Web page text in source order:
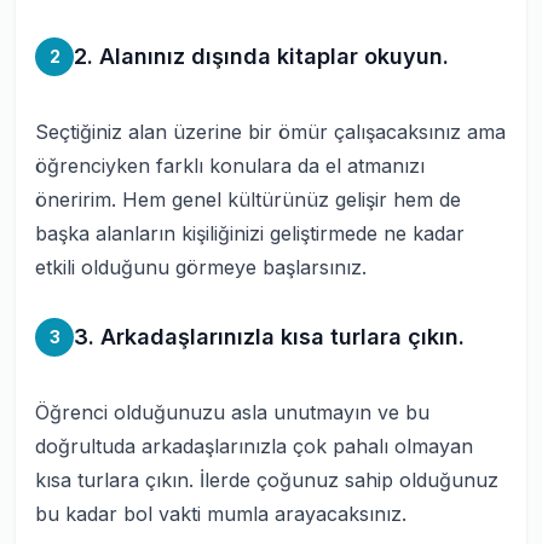
2 2. Alanınız dışında kitaplar okuyun.
Seçtiğiniz alan üzerine bir ömür çalışacaksınız ama
öğrenciyken farklı konulara da el atmanızı
öneririm. Hem genel kültürünüz gelişir hem de
başka alanların kişiliğinizi geliştirmede ne kadar
etkili olduğunu görmeye başlarsınız.
3 3. Arkadaşlarınızla kısa turlara çıkın.
Öğrenci olduğunuzu asla unutmayın ve bu
doğrultuda arkadaşlarınızla çok pahalı olmayan
kısa turlara çıkın. İlerde çoğunuz sahip olduğunuz
bu kadar bol vakti mumla arayacaksınız.